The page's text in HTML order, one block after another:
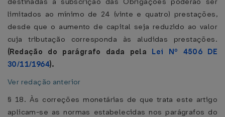
limitados ao mínimo de 24 (vinte e quatro) prestações,
desde que o aumento de capital seja reduzido ao valor
cuja tributação corresponda às aludidas prestações.
(Redação do parágrafo dada pela Lei Nº 4506 DE
30/11/1964).
Ver redação anterior
§ 18. Às correções monetárias de que trata este artigo
aplicam-se as normas estabelecidas nos parágrafos do